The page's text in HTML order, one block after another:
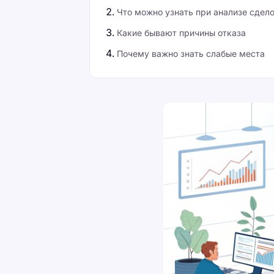
Что можно узнать при анализе
Какие бывают причины отказа
Почему важно знать слабые места